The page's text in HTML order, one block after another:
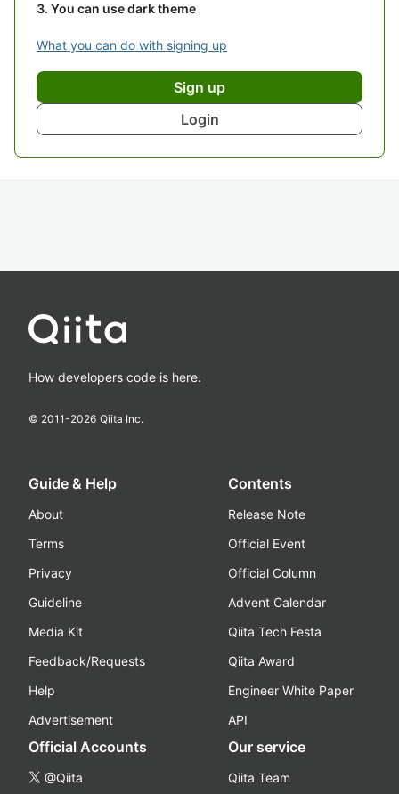
You can use dark theme
What you can do with signing up
Sign up
Login
How developers code is here.
© 2011-2026 Qiita Inc.
Guide & Help
About
Terms
Privacy
Guideline
Media Kit
Feedback/Requests
Help
Advertisement
Contents
Release Note
Official Event
Official Column
Advent Calendar
Qiita Tech Festa
Qiita Award
Engineer White Paper
API
Official Accounts
@Qiita
Our service
Qiita Team